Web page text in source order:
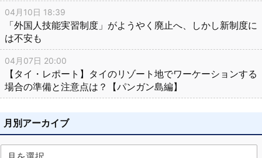
04月10日 18:39
「外国人技能実習制度」がようやく廃止へ、しかし新制度に
は不安も
04月07日 20:00
【タイ・レポート】タイのリゾート地でワーケーションする
場合の準備と注意点は？【パンガン島編】
月別アーカイブ